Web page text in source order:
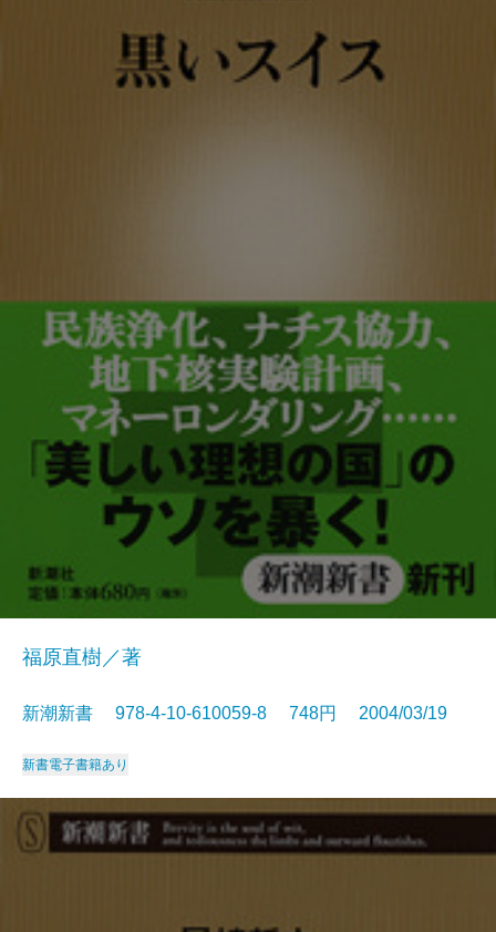
福原直樹／著
新潮新書 978-4-10-610059-8 748円 2004/03/19
新書電子書籍あり